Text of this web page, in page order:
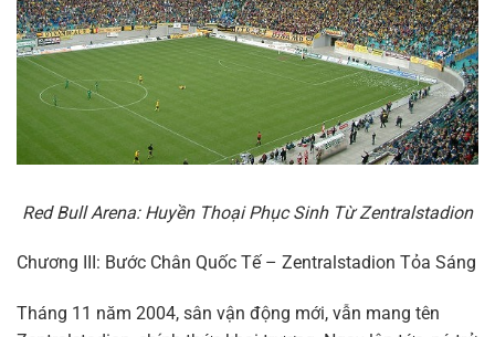
Red Bull Arena: Huyền Thoại Phục Sinh Từ Zentralstadion
Chương III: Bước Chân Quốc Tế – Zentralstadion Tỏa Sáng
Tháng 11 năm 2004, sân vận động mới, vẫn mang tên